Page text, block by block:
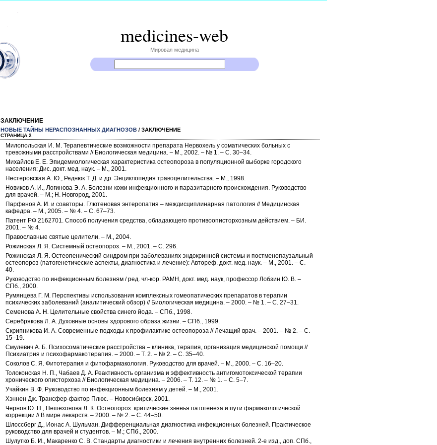
medicines-web
Мировая медицина
ЗАКЛЮЧЕНИЕ
НОВЫЕ ТАЙНЫ НЕРАСПОЗНАННЫХ ДИАГНОЗОВ / ЗАКЛЮЧЕНИЕ
СТРАНИЦА 2
Милопольская И. М. Терапевтические возможности препарата Нервохель у соматических больных с
тревожными расстройствами // Биологическая медицина. – М., 2002. – № 1. – С. 30–34.
Михайлов Е. Е. Эпидемиологическая характеристика остеопороза в популяционной выборке городского
населения: Дис. докт. мед. наук. – М., 2001.
Нестеровская А. Ю., Реднюк Т. Д. и др. Энциклопедия травоцелительства. – М., 1998.
Новиков А. И., Логинова Э. А. Болезни кожи инфекционного и паразитарного происхождения. Руководство
для врачей. – М.; Н. Новгород, 2001.
Парфенов А. И. и соавторы. Глютеновая энтеропатия – междисциплинарная патология // Медицинская
кафедра. – М., 2005. – № 4. – С. 67–73.
Патент РФ 2162701. Способ получения средства, обладающего противоописторхозным действием. – БИ.
2001. – № 4.
Православные святые целители. – М., 2004.
Рожинская Л. Я. Системный остеопороз. – М., 2001. – С. 296.
Рожинская Л. Я. Остеопенический синдром при заболеваниях эндокринной системы и постменопаузальный
остеопороз (патогенетические аспекты, диагностика и лечение): Автореф. докт. мед. наук. – М., 2001. – С.
40.
Руководство по инфекционным болезням / ред. чл-кор. РАМН, докт. мед. наук, профессор Лобзин Ю. В. –
СПб., 2000.
Румянцева Г. М. Перспективы использования комплексных гомеопатических препаратов в терапии
психических заболеваний (аналитический обзор) // Биологическая медицина. – 2000. – № 1. – С. 27–31.
Семенова А. Н. Целительные свойства синего йода. – СПб., 1998.
Серебрякова Л. А. Духовные основы здорового образа жизни. – СПб., 1999.
Скрипникова И. А. Современные подходы к профилактике остеопороза // Лечащий врач. – 2001. – № 2. – С.
15–19.
Смулевич А. Б. Психосоматические расстройства – клиника, терапия, организация медицинской помощи //
Психиатрия и психофармакотерапия. – 2000. – Т. 2. – № 2. – С. 35–40.
Соколов С. Я. Фитотерапия и фитофармакология. Руководство для врачей. – М., 2000. – С. 16–20.
Толоконская Н. П., Чабаев Д. А. Реактивность организма и эффективность антигомотоксической терапии
хронического описторхоза // Биологическая медицина. – 2006. – Т. 12. – № 1. – С. 5–7.
Учайкин В. Ф. Руководство по инфекционным болезням у детей. – М., 2001.
Хэннен Дж. Трансфер-фактор Плюс. – Новосибирск, 2001.
Чернов Ю. Н., Пешехонова Л. К. Остеопороз: критические звенья патогенеза и пути фармакологической
коррекции // В мире лекарств. – 2000. – № 2. – С. 44–50.
Шлоссберг Д., Ионас А. Шульман. Дифференциальная диагностика инфекционных болезней. Практическое
руководство для врачей и студентов. – М.; СПб., 2000.
Шулутко Б. И., Макаренко С. В. Стандарты диагностики и лечения внутренних болезней. 2-е изд., доп. СПб.,